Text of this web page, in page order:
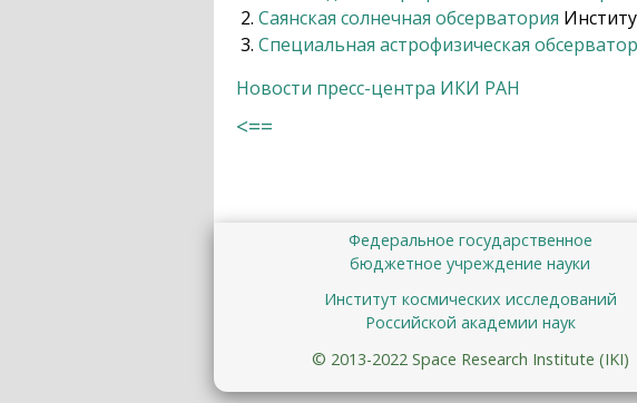
Саянская солнечная обсерватория
Специальная астрофизическая
Новости пресс-центра ИКИ РАН
<==
Федеральное государственное
бюджетное учреждение науки
Институт космических исследований
Российской академии наук
© 2013-2022 Space Research Institute (IKI)